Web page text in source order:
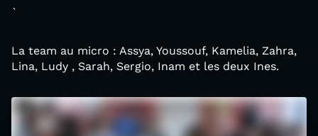
`
La team au micro : Assya, Youssouf, Kamelia, Zahra,
Lina, Ludy , Sarah, Sergio, Inam et les deux Ines.